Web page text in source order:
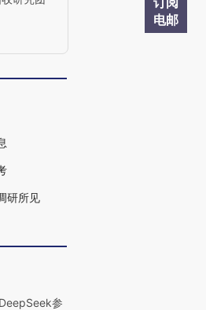
电邮
首席分
研所见
参